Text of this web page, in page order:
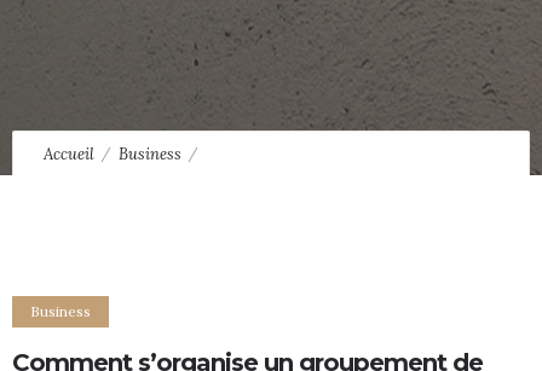
Accueil Business
Business
Comment s’organise un groupement de